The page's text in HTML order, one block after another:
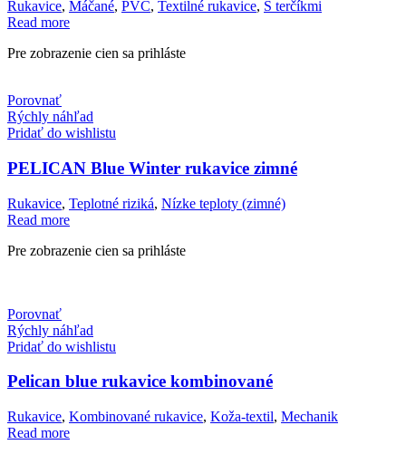
Rukavice, Máčané, PVC, Textilné rukavice, S terčíkmi
Read more
Pre zobrazenie cien sa prihláste
Porovnať
Rýchly náhľad
Pridať do wishlistu
PELICAN Blue Winter rukavice zimné
Rukavice, Teplotné riziká, Nízke teploty (zimné)
Read more
Pre zobrazenie cien sa prihláste
Porovnať
Rýchly náhľad
Pridať do wishlistu
Pelican blue rukavice kombinované
Rukavice, Kombinované rukavice, Koža-textil, Mechanik
Read more